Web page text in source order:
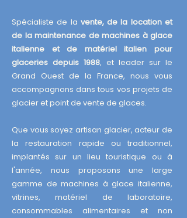
Spécialiste de la vente, de la location et
de la maintenance de machines à glace
italienne et de matériel italien
pour
glaceries depuis 1988, et leader sur le
Grand Ouest de la France, nous vous
accompagnons dans tous vos projets de
glacier et point de vente de glaces.
Que vous soyez artisan glacier, acteur de
la restauration rapide ou traditionnel,
implantés sur un lieu touristique ou à
l'année, nous proposons une large
gamme de machines à glace italienne,
vitrines, matériel de laboratoire,
consommables alimentaires et non